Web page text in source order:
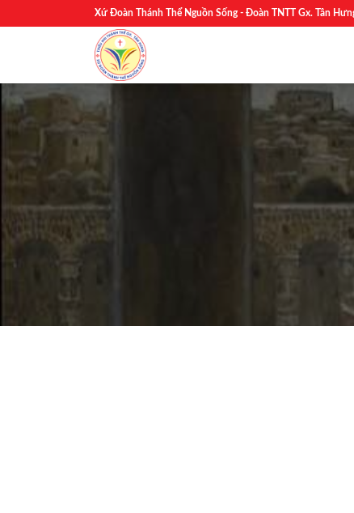
to
Xứ Đoàn Thánh Thể Nguồn Sống - Đoàn TNTT Gx. Tân